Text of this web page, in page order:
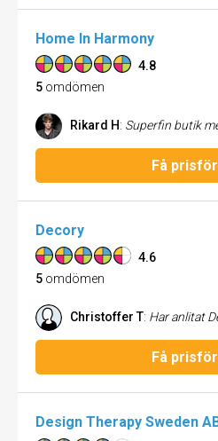
Home In Harmony
4.8
5 omdömen
Rikard H: Superfin butik med otroligt bra personal. Jag tar alltid en sväng förbi
Få
Decory
4.6
5 omdömen
Christoffer T: Har anlitat Decory ett flertal gånger och resultatet
Få
Design Therapy Sweden